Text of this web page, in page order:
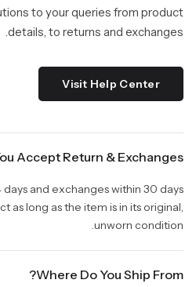
to your queries from product
details, to returns and exchanges.
Visit Help Center
Accept Return & Exchanges?
and exchanges within 30 days
long as the item is in its original,
unworn condition.
Where Do You Ship From?